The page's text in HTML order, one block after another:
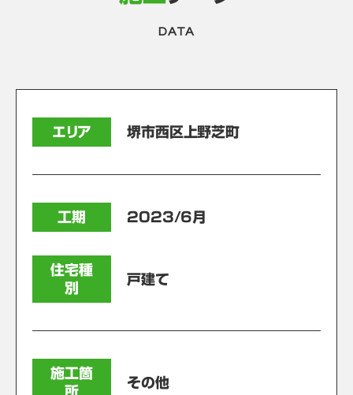
DATA
エリア 堺市西区上野芝町
工期 2023/6月
住宅種
別
戸建て
施工箇
所
その他